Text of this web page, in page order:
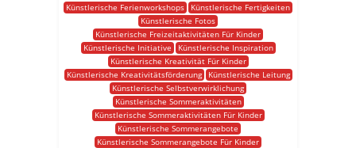
Künstlerische Ferienworkshops
Künstlerische Fertigkeiten
Künstlerische Fotos
Künstlerische Freizeitaktivitäten Für Kinder
Künstlerische Initiative
Künstlerische Inspiration
Künstlerische Kreativität Für Kinder
Künstlerische Kreativitätsförderung
Künstlerische Leitung
Künstlerische Selbstverwirklichung
Künstlerische Sommeraktivitäten
Künstlerische Sommeraktivitäten Für Kinder
Künstlerische Sommerangebote
Künstlerische Sommerangebote Für Kinder